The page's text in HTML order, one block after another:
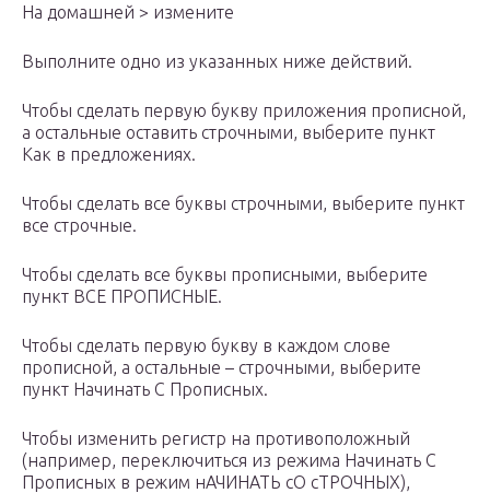
На домашней > измените
Выполните одно из указанных ниже действий.
Чтобы сделать первую букву приложения прописной,
а остальные оставить строчными, выберите пункт
Как в предложениях.
Чтобы сделать все буквы строчными, выберите пункт
все строчные.
Чтобы сделать все буквы прописными, выберите
пункт ВСЕ ПРОПИСНЫЕ.
Чтобы сделать первую букву в каждом слове
прописной, а остальные – строчными, выберите
пункт Начинать С Прописных.
Чтобы изменить регистр на противоположный
(например, переключиться из режима Начинать С
Прописных в режим нАЧИНАТЬ сО сТРОЧНЫХ),